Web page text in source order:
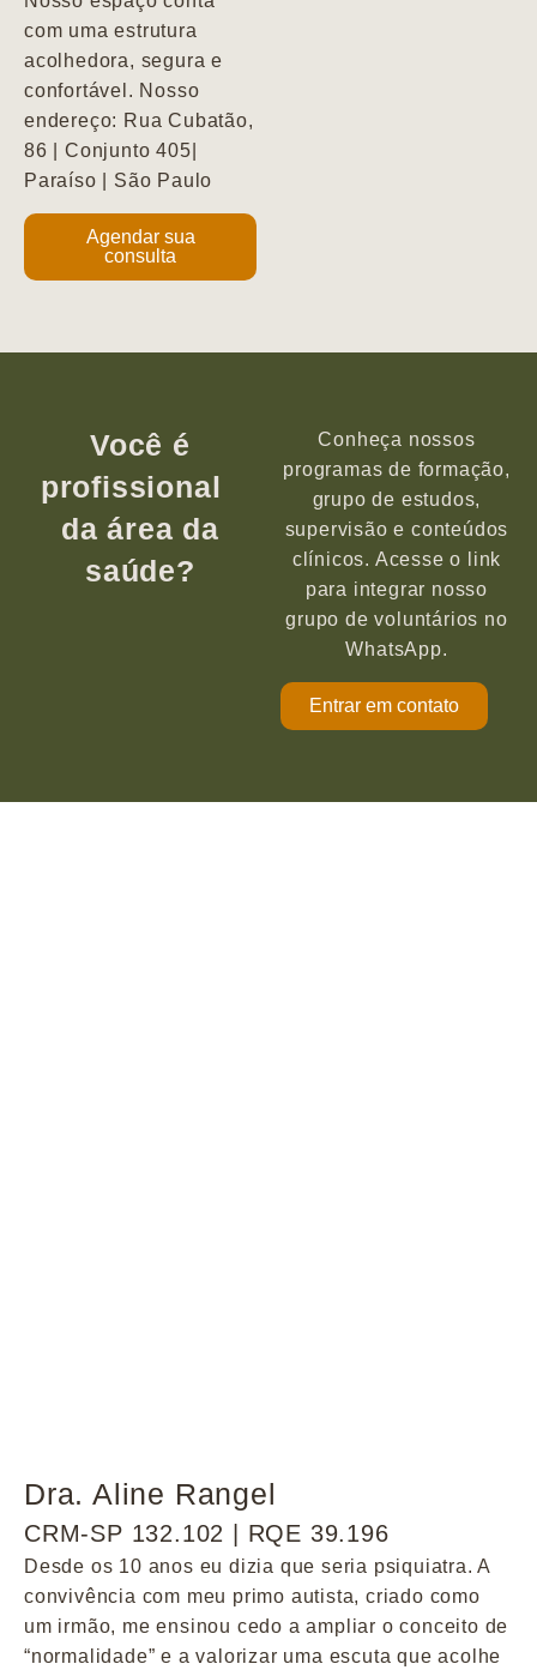
com uma estrutura
acolhedora, segura e
confortável. Nosso
endereço: Rua Cubatão,
86 | Conjunto 405|
Paraíso | São Paulo
Agendar sua
consulta
Você é
profissional
da área da
saúde?
Conheça nossos
programas de formação,
grupo de estudos,
supervisão e conteúdos
clínicos. Acesse o link
para integrar nosso
grupo de voluntários no
WhatsApp.
Entrar em contato
Dra. Aline Rangel
CRM-SP 132.102 | RQE 39.196
Desde os 10 anos eu dizia que seria psiquiatra. A
convivência com meu primo autista, criado como
um irmão, me ensinou cedo a ampliar o conceito de
“normalidade” e a valorizar uma escuta que acolhe